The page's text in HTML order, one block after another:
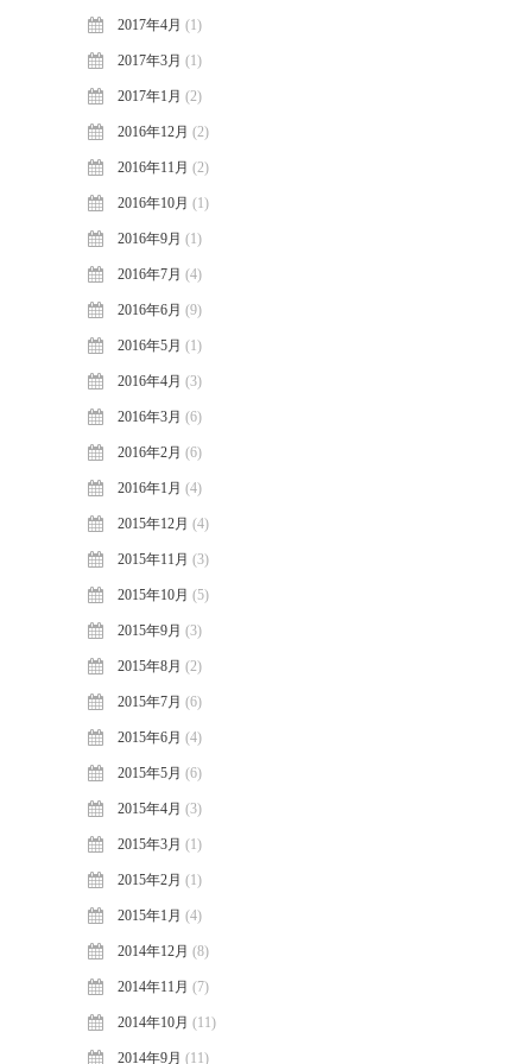
2017年4月 (1)
2017年3月 (1)
2017年1月 (2)
2016年12月 (2)
2016年11月 (2)
2016年10月 (1)
2016年9月 (1)
2016年7月 (4)
2016年6月 (9)
2016年5月 (1)
2016年4月 (3)
2016年3月 (6)
2016年2月 (6)
2016年1月 (4)
2015年12月 (4)
2015年11月 (3)
2015年10月 (5)
2015年9月 (3)
2015年8月 (2)
2015年7月 (6)
2015年6月 (4)
2015年5月 (6)
2015年4月 (3)
2015年3月 (1)
2015年2月 (1)
2015年1月 (4)
2014年12月 (8)
2014年11月 (7)
2014年10月 (11)
2014年9月 (11)